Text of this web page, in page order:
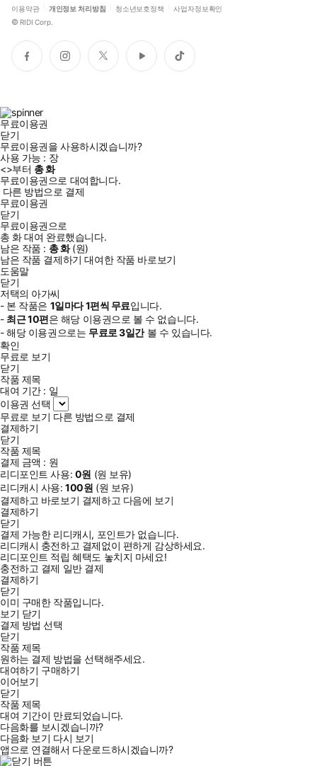
이용약관 개인정보 처리방침 청소년보호정책 사업자정보확인
© RIDI Corp.
페
이
인
스
트
위
유
튜
틱
톡
무료이용권
닫기
무료이용권을 사용하시겠습니까?
사용 가능 : 장
<>부터 총화
무료이용권으로 대여합니다.
다른 방법으로 결제
무료이용권
닫기
무료이용권으로
총 화대여 완료했습니다.
남은 작품 : 총화(원)
남은 작품 결제하기 대여한 작품 바로보기
도움말
닫기
저택의 아가씨
- 본 작품은 1일마다1편씩 무료입니다.
- 최근10편은 해당 이용권으로 볼 수 없습니다.
- 해당 이용권으로는 무료로3일간볼 수 있습니다.
확인
무료로 보기
닫기
작품 제목
대여 기간 : 일
이용권 선택
무료로 보기 다른 방법으로 결제
결제하기
닫기
작품 제목
결제 금액 : 원
리디포인트 사용: 0원 (원 보유)
리디캐시 사용:100원 (원 보유)
결제하고 바로보기 결제하고 다음에 보기
결제하기
닫기
결제 가능한 리디캐시, 포인트가 없습니다.
리디캐시 충전하고 결제없이 편하게 감상하세요.
리디포인트 적립 혜택도 놓치지 마세요!
충전하고 결제 일반 결제
결제하기
닫기
이미 구매한 작품입니다.
보기 닫기
결제 방법 선택
닫기
작품 제목
원하는 결제 방법을 선택해주세요.
대여하기 구매하기
이어보기
닫기
작품 제목
대여 기간이 만료되었습니다.
다음화를 보시겠습니까?
다음화 보기 다시 보기
앱으로 연결해서 다운로드하시겠습니까?